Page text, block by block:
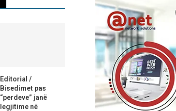
Editorial /
Bisedimet pas
“perdeve” janë
legjitime në